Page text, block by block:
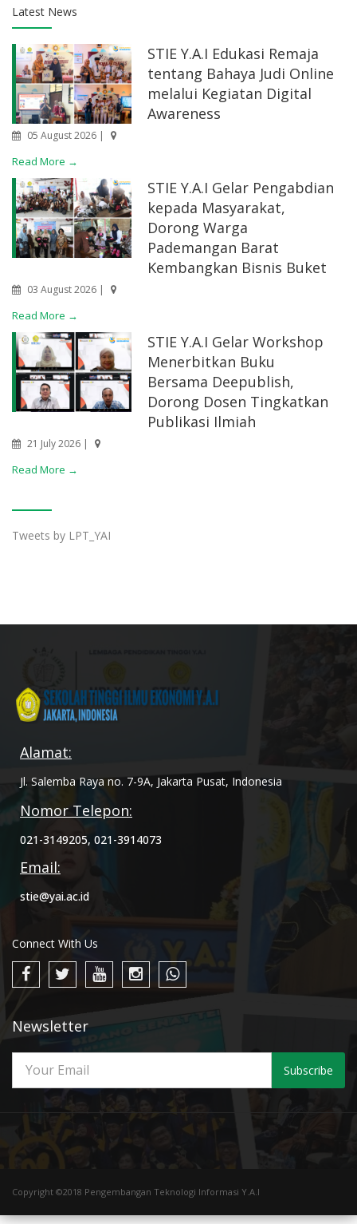
Latest News
STIE Y.A.I Edukasi Remaja
tentang Bahaya Judi Online
melalui Kegiatan Digital
Awareness
05 August 2026 |
Read More →
STIE Y.A.I Gelar Pengabdian
kepada Masyarakat,
Dorong Warga
Pademangan Barat
Kembangkan Bisnis Buket
03 August 2026 |
Read More →
STIE Y.A.I Gelar Workshop
Menerbitkan Buku
Bersama Deepublish,
Dorong Dosen Tingkatkan
Publikasi Ilmiah
21 July 2026 |
Read More →
Tweets by LPT_YAI
Alamat:
Jl. Salemba Raya no. 7-9A, Jakarta Pusat, Indonesia
Nomor Telepon:
021-3149205, 021-3914073
Email:
stie@yai.ac.id
Connect With Us
Newsletter
Subscribe
Copyright ©2018 Pengembangan Teknologi Informasi Y.A.I